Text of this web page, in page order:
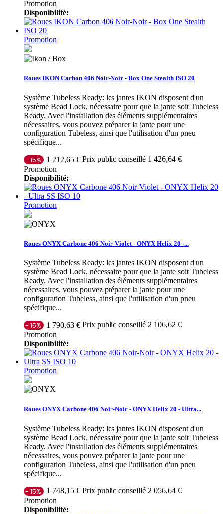
Promotion
Disponibilité:
Promotion
Roues IKON Carbon 406 Noir-Noir - Box One Stealth ISO 20
Système Tubeless Ready: les jantes IKON disposent d'un
système Bead Lock, nécessaire pour que la jante soit Tubeless
Ready. Avec l'installation des éléments supplémentaires
nécessaires, vous pouvez préparer la jante pour une
configuration Tubeless, ainsi que l'utilisation d'un pneu
spécifique...
- 15% 1 212,65 € Prix public conseillé 1 426,64 €
Promotion
Disponibilité:
Promotion
Roues ONYX Carbone 406 Noir-Violet - ONYX Helix 20 -...
Système Tubeless Ready: les jantes IKON disposent d'un
système Bead Lock, nécessaire pour que la jante soit Tubeless
Ready. Avec l'installation des éléments supplémentaires
nécessaires, vous pouvez préparer la jante pour une
configuration Tubeless, ainsi que l'utilisation d'un pneu
spécifique...
- 15% 1 790,63 € Prix public conseillé 2 106,62 €
Promotion
Disponibilité:
Promotion
Roues ONYX Carbone 406 Noir-Noir - ONYX Helix 20 - Ultra...
Système Tubeless Ready: les jantes IKON disposent d'un
système Bead Lock, nécessaire pour que la jante soit Tubeless
Ready. Avec l'installation des éléments supplémentaires
nécessaires, vous pouvez préparer la jante pour une
configuration Tubeless, ainsi que l'utilisation d'un pneu
spécifique...
- 15% 1 748,15 € Prix public conseillé 2 056,64 €
Promotion
Disponibilité: